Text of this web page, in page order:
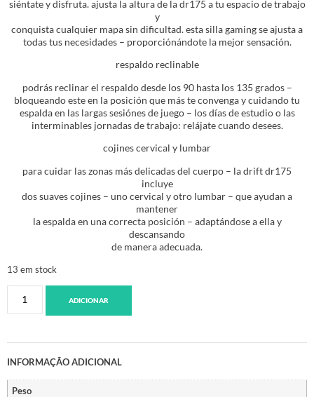
siéntate y disfruta. ajusta la altura de la dr175 a tu espacio de trabajo
y
conquista cualquier mapa sin dificultad. esta silla gaming se ajusta a
todas tus necesidades – proporciónándote la mejor sensación.
respaldo reclinable
podrás reclinar el respaldo desde los 90 hasta los 135 grados –
bloqueando este en la posición que más te convenga y cuidando tu
espalda en las largas sesiónes de juego – los días de estudio o las
interminables jornadas de trabajo: relájate cuando desees.
cojines cervical y lumbar
para cuidar las zonas más delicadas del cuerpo – la drift dr175
incluye
dos suaves cojines – uno cervical y otro lumbar – que ayudan a
mantener
la espalda en una correcta posición – adaptándose a ella y
descansando
de manera adecuada.
13 em stock
ADICIONAR
INFORMAÇÃO ADICIONAL
Peso